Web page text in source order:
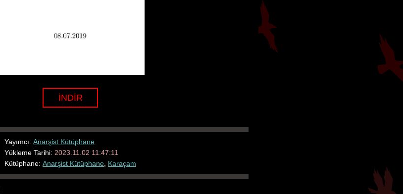
İNDİR
Yayımcı: Anarşist Kütüphane
Yükleme Tarihi: 2023.11.02 11:47:11
Kütüphane: Anarşist Kütüphane Karaçam